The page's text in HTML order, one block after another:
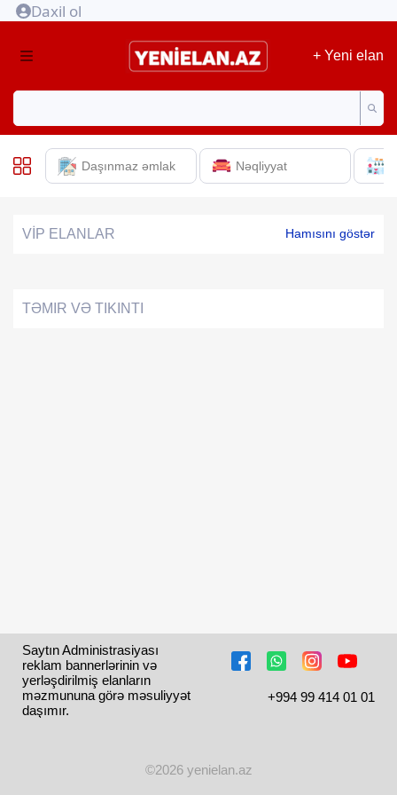
Daxil ol
+ Yeni elan
Daşınmaz əmlak Nəqliyyat
VİP ELANLAR Hamısını göstər
TƏMIR VƏ TIKINTI
Saytın Administrasiyası
reklam bannerlərinin və
yerləşdirilmiş elanların
məzmununa görə məsuliyyət
daşımır.
+994 99 414 01 01
©2026 yenielan.az